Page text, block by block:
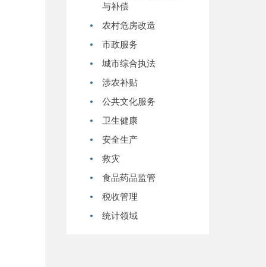
与补偿
农村危房改造
市政服务
城市综合执法
涉农补贴
公共文化服务
卫生健康
安全生产
救灾
食品药品监管
税收管理
统计领域